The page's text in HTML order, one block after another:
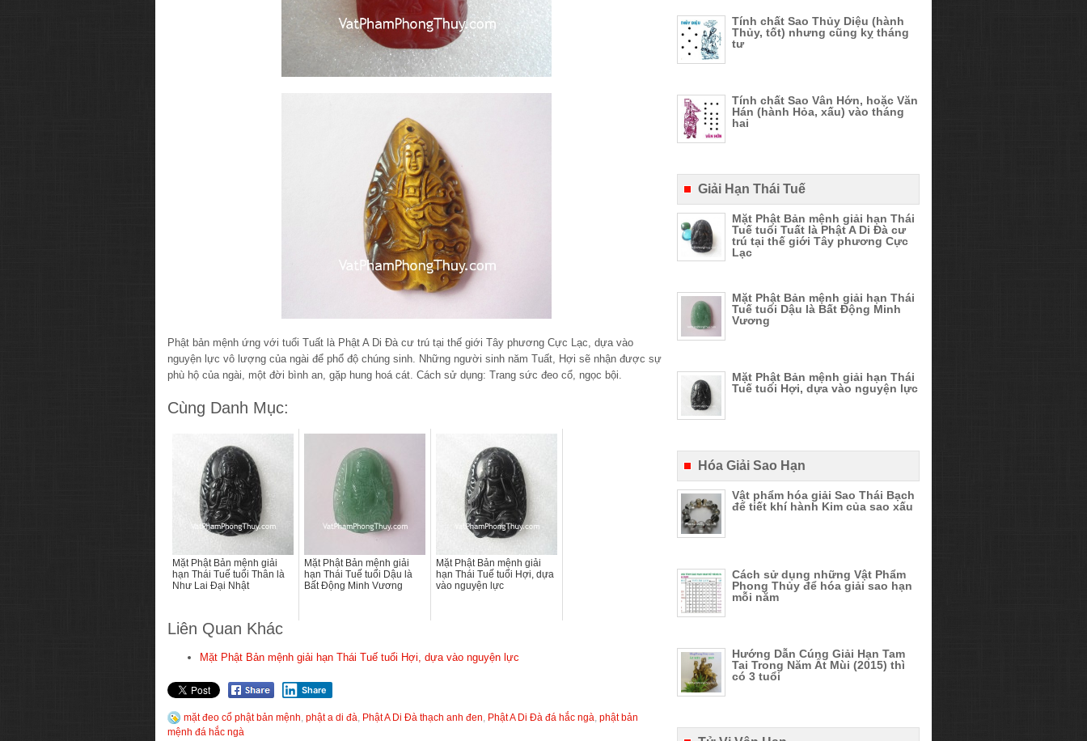
Phật bản mệnh ứng với tuổi Tuất là Phật A Di Đà cư trú tại thế giới Tây phương Cực Lạc, dựa vào
nguyện lực vô lượng của ngài để phổ độ chúng sinh. Những người sinh năm Tuất, Hợi sẽ nhận được sự
phù hộ của ngài, một đời bình an, gặp hung hoá cát. Cách sử dụng: Trang sức đeo cổ, ngọc bội.
Cùng Danh Mục:
Mặt Phật Bản mệnh giải
hạn Thái Tuế tuổi Thân là
Như Lai Đại Nhật
Mặt Phật Bản mệnh giải
hạn Thái Tuế tuổi Dậu là
Bất Động Minh Vương
Mặt Phật Bản mệnh giải
hạn Thái Tuế tuổi Hợi, dựa
vào nguyện lực
Liên Quan Khác
Mặt Phật Bản mệnh giải hạn Thái Tuế tuổi Hợi, dựa vào nguyện lực
Share
mặt đeo cổ phật bản mệnh, phật a di đà, Phật A Di Đà thạch anh đen, Phật A Di Đà đá hắc ngà, phật bản
mệnh đá hắc ngà
Tính chất Sao Thủy Diệu (hành
Thủy, tốt) nhưng cũng kỵ tháng
tư
Tính chất Sao Vân Hớn, hoặc Văn
Hán (hành Hỏa, xấu) vào tháng
hai
Giải Hạn Thái Tuế
Mặt Phật Bản mệnh giải hạn Thái
Tuế tuổi Tuất là Phật A Di Đà cư
trú tại thế giới Tây phương Cực
Lạc
Mặt Phật Bản mệnh giải hạn Thái
Tuế tuổi Dậu là Bất Động Minh
Vương
Mặt Phật Bản mệnh giải hạn Thái
Tuế tuổi Hợi, dựa vào nguyện lực
Hóa Giải Sao Hạn
Vật phẩm hóa giải Sao Thái Bạch
để tiết khí hành Kim của sao xấu
Cách sử dụng những Vật Phẩm
Phong Thủy để hóa giải sao hạn
mỗi năm
Hướng Dẫn Cúng Giải Hạn Tam
Tai Trong Năm Ất Mùi (2015) thì
có 3 tuổi